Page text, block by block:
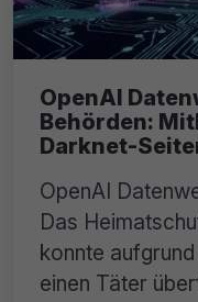
OpenAI
Behörden:
Darknet-
OpenAI
Das
konnte
einen Täter